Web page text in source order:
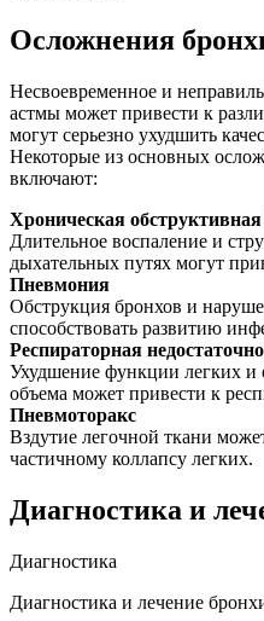
Осложнения
Несвоевременное и
астмы может привести к
могут серьезно ухудшить
Некоторые из основных
включают:
Хроническая
Длительное воспаление и
дыхательных путях могут
Пневмония
Обструкция бронхов и
способствовать развитию
Респираторная
Ухудшение функции легких и
объема может привести к
Пневмоторакс
Вздутие легочной ткани
частичному коллапсу легких.
Диагностика и
Диагностика
Диагностика и лечение